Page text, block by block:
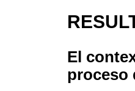
El
proceso